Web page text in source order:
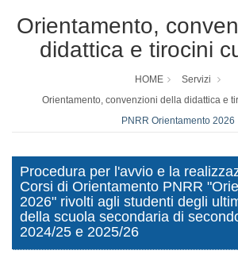
Orientamento,
didattica e tirocini
HOME
Servizi
Orientamento, convenzioni della didattica e
PNRR Orientamento 2026
Procedura per l'avvio e la
Corsi di Orientamento PNRR
2026" rivolti agli studenti degli
della scuola secondaria di
2024/25 e 2025/26